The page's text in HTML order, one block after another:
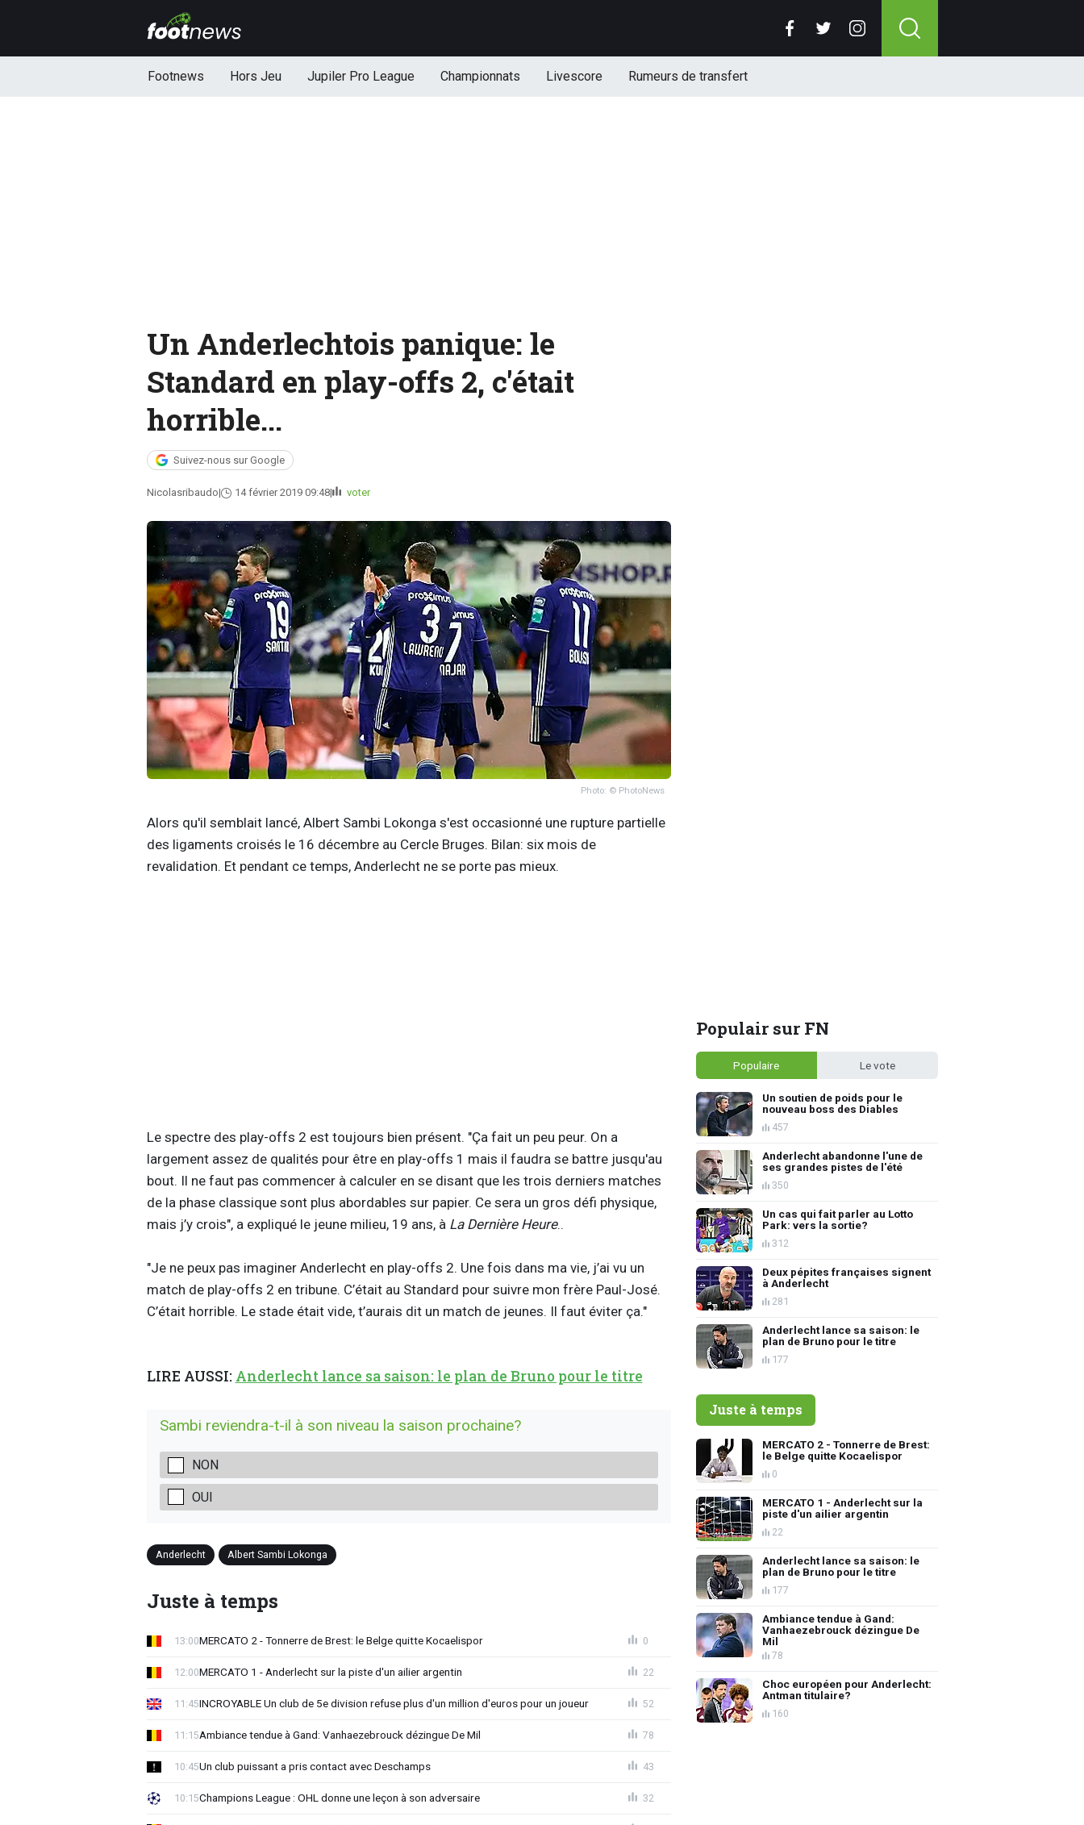
Footnews Hors Jeu Jupiler Pro League Championnats Livescore Rumeurs de transfert
Un Anderlechtois panique: le
Standard en play-offs 2, c'était
horrible...
Suivez-nous sur Google
Nicolasribaudo 14 février 2019 09:48 voter
Photo: © PhotoNews
Alors qu'il semblait lancé, Albert Sambi Lokonga s'est occasionné une rupture partielle
des ligaments croisés le 16 décembre au Cercle Bruges. Bilan: six mois de
revalidation. Et pendant ce temps, Anderlecht ne se porte pas mieux.
Le spectre des play-offs 2 est toujours bien présent. "Ça fait un peu peur. On a
largement assez de qualités pour être en play-offs 1 mais il faudra se battre jusqu'au
bout. Il ne faut pas commencer à calculer en se disant que les trois derniers matches
de la phase classique sont plus abordables sur papier. Ce sera un gros défi physique,
mais j’y crois", a expliqué le jeune milieu, 19 ans, à La Dernière Heure..
"Je ne peux pas imaginer Anderlecht en play-offs 2. Une fois dans ma vie, j’ai vu un
match de play-offs 2 en tribune. C’était au Standard pour suivre mon frère Paul-José.
C’était horrible. Le stade était vide, t’aurais dit un match de jeunes. Il faut éviter ça."
LIRE AUSSI: Anderlecht lance sa saison: le plan de Bruno pour le titre
Sambi reviendra-t-il à son niveau la saison prochaine?
NON
OUI
Anderlecht Albert Sambi Lokonga
Juste à temps
MERCATO 2 - Tonnerre de Brest: le Belge quitte Kocaelispor
13:00 0
MERCATO 1 - Anderlecht sur la piste d'un ailier argentin
12:00 22
INCROYABLE Un club de 5e division refuse plus d'un million d'euros pour un joueur
11:45 52
Ambiance tendue à Gand: Vanhaezebrouck dézingue De Mil
11:15 78
Un club puissant a pris contact avec Deschamps
10:45 43
Champions League : OHL donne une leçon à son adversaire
10:15 32
Populair sur FN
Populaire Le vote
Un soutien de poids pour le
nouveau boss des Diables
457
Anderlecht abandonne l'une de
ses grandes pistes de l'été
350
Un cas qui fait parler au Lotto
Park: vers la sortie?
312
Deux pépites françaises signent
à Anderlecht
281
Anderlecht lance sa saison: le
plan de Bruno pour le titre
177
Juste à temps
MERCATO 2 - Tonnerre de Brest:
le Belge quitte Kocaelispor
0
MERCATO 1 - Anderlecht sur la
piste d'un ailier argentin
22
Anderlecht lance sa saison: le
plan de Bruno pour le titre
177
Ambiance tendue à Gand:
Vanhaezebrouck dézingue De
Mil
78
Choc européen pour Anderlecht:
Antman titulaire?
160